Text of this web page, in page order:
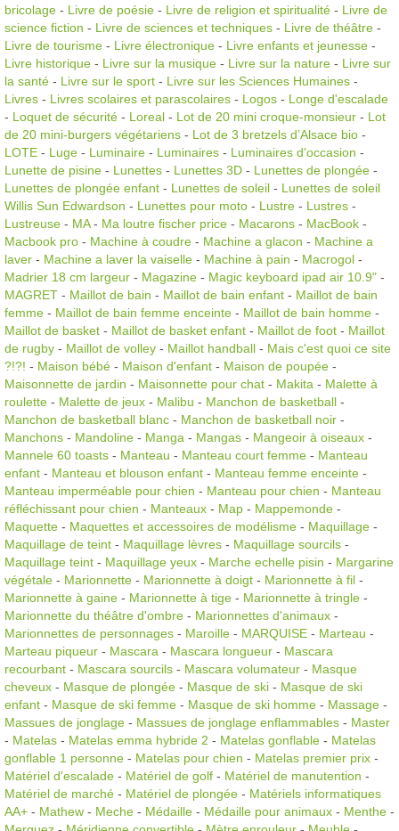
bricolage - Livre de poésie - Livre de religion et spiritualité - Livre de
science fiction - Livre de sciences et techniques - Livre de théâtre -
Livre de tourisme - Livre électronique - Livre enfants et jeunesse -
Livre historique - Livre sur la musique - Livre sur la nature - Livre sur
la santé - Livre sur le sport - Livre sur les Sciences Humaines -
Livres - Livres scolaires et parascolaires - Logos - Longe d'escalade
- Loquet de sécurité - Loreal - Lot de 20 mini croque-monsieur - Lot
de 20 mini-burgers végétariens - Lot de 3 bretzels d’Alsace bio -
LOTE - Luge - Luminaire - Luminaires - Luminaires d'occasion -
Lunette de pisine - Lunettes - Lunettes 3D - Lunettes de plongée -
Lunettes de plongée enfant - Lunettes de soleil - Lunettes de soleil
Willis Sun Edwardson - Lunettes pour moto - Lustre - Lustres -
Lustreuse - MA- Ma loutre fischer price - Macarons - MacBook -
Macbook pro - Machine à coudre - Machine a glacon - Machine a
laver - Machine a laver la vaiselle - Machine à pain - Macrogol -
Madrier 18 cm largeur - Magazine - Magic keyboard ipad air 10.9" -
MAGRET - Maillot de bain - Maillot de bain enfant - Maillot de bain
femme - Maillot de bain femme enceinte - Maillot de bain homme -
Maillot de basket - Maillot de basket enfant - Maillot de foot - Maillot
de rugby - Maillot de volley - Maillot handball - Mais c'est quoi ce site
?!?! - Maison bébé - Maison d'enfant - Maison de poupée -
Maisonnette de jardin - Maisonnette pour chat - Makita - Malette à
roulette - Malette de jeux - Malibu - Manchon de basketball -
Manchon de basketball blanc - Manchon de basketball noir -
Manchons - Mandoline - Manga - Mangas - Mangeoir à oiseaux -
Mannele 60 toasts - Manteau - Manteau court femme - Manteau
enfant - Manteau et blouson enfant - Manteau femme enceinte -
Manteau imperméable pour chien - Manteau pour chien - Manteau
réfléchissant pour chien - Manteaux - Map - Mappemonde -
Maquette - Maquettes et accessoires de modélisme - Maquillage -
Maquillage de teint - Maquillage lèvres - Maquillage sourcils -
Maquillage teint - Maquillage yeux - Marche echelle pisin - Margarine
végétale - Marionnette - Marionnette à doigt - Marionnette à fil -
Marionnette à gaine - Marionnette à tige - Marionnette à tringle -
Marionnette du théâtre d'ombre - Marionnettes d'animaux -
Marionnettes de personnages - Maroille - MARQUISE - Marteau -
Marteau piqueur - Mascara - Mascara longueur - Mascara
recourbant - Mascara sourcils - Mascara volumateur - Masque
cheveux - Masque de plongée - Masque de ski - Masque de ski
enfant - Masque de ski femme - Masque de ski homme - Massage -
Massues de jonglage - Massues de jonglage enflammables - Master
- Matelas - Matelas emma hybride 2 - Matelas gonflable - Matelas
gonflable 1 personne - Matelas pour chien - Matelas premier prix -
Matériel d'escalade - Matériel de golf - Matériel de manutention -
Matériel de marché - Matériel de plongée - Matériels informatiques
AA+ - Mathew - Meche - Médaille - Médaille pour animaux - Menthe -